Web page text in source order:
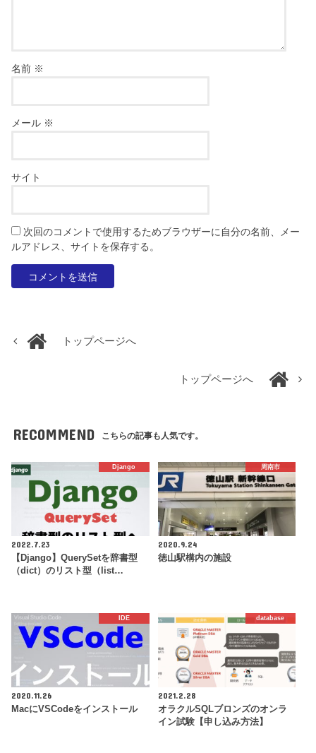
名前 ※
メール ※
サイト
次回のコメントで使用するためブラウザーに自分の名前、メー
ルアドレス、サイトを保存する。
トップページへ
トップページへ
RECOMMEND こちらの記事も人気です。
Django
2022.7.23
【Django】QuerySetを辞書型
（dict）のリスト型（list…
周南市
2020.9.24
徳山駅構内の施設
IDE
2020.11.26
MacにVSCodeをインストール
database
2021.2.28
オラクルSQLブロンズのオンラ
イン試験【申し込み方法】